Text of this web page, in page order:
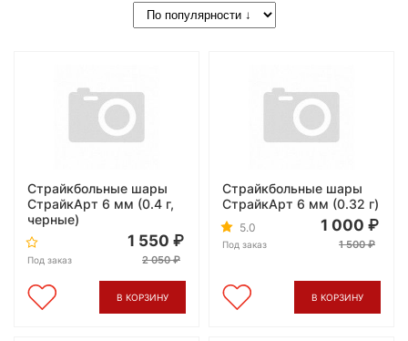
Страйкбольные шары
СтрайкАрт 6 мм (0.4 г,
черные)
Под заказ
1 550
2 050
В КОРЗИНУ
Страйкбольные шары
СтрайкАрт 6 мм (0.32 г)
5.0
Под заказ
1 000
1 500
В КОРЗИНУ